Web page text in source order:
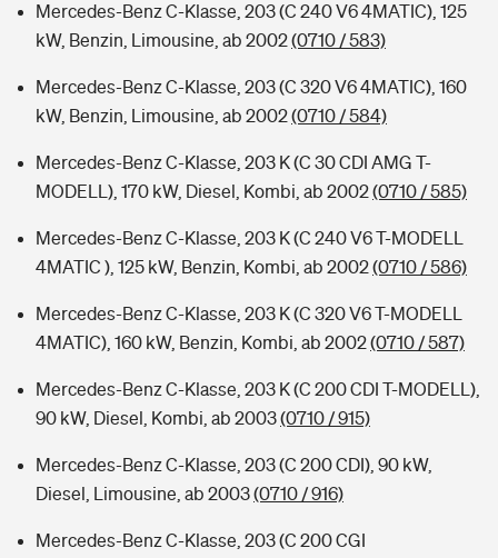
Mercedes-Benz C-Klasse, 203 (C 240 V6 4MATIC), 125
kW, Benzin, Limousine, ab 2002(0710 / 583)
Mercedes-Benz C-Klasse, 203 (C 320 V6 4MATIC), 160
kW, Benzin, Limousine, ab 2002(0710 / 584)
Mercedes-Benz C-Klasse, 203 K (C 30 CDI AMG T-
MODELL), 170 kW, Diesel, Kombi, ab 2002(0710 / 585)
Mercedes-Benz C-Klasse, 203 K (C 240 V6 T-MODELL
4MATIC ), 125 kW, Benzin, Kombi, ab 2002(0710 / 586)
Mercedes-Benz C-Klasse, 203 K (C 320 V6 T-MODELL
4MATIC), 160 kW, Benzin, Kombi, ab 2002(0710 / 587)
Mercedes-Benz C-Klasse, 203 K (C 200 CDI T-MODELL),
90 kW, Diesel, Kombi, ab 2003(0710 / 915)
Mercedes-Benz C-Klasse, 203 (C 200 CDI), 90 kW,
Diesel, Limousine, ab 2003(0710 / 916)
Mercedes-Benz C-Klasse, 203 (C 200 CGI